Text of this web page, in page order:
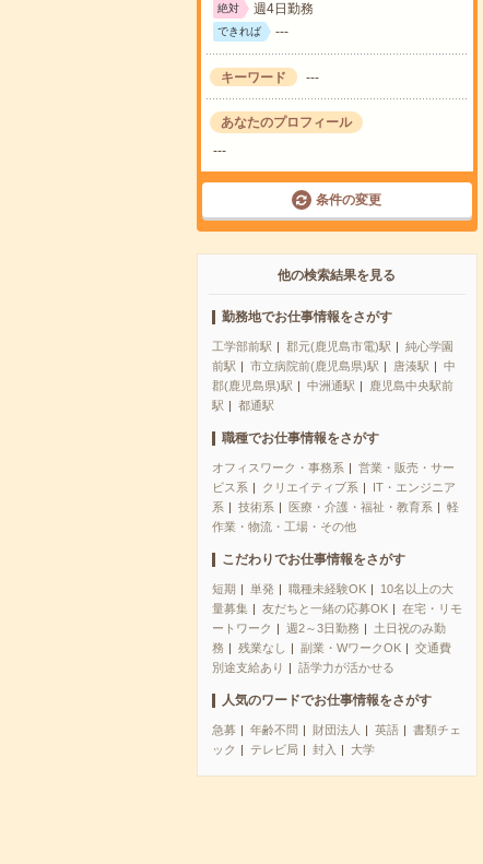
絶対 週4日勤務
できれば ---
キーワード ---
あなたのプロフィール
---
条件の変更
他の検索結果を見る
勤務地でお仕事情報をさがす
工学部前駅 郡元(鹿児島市電)駅
純心学園
前駅
市立病院前(鹿児島県)駅 唐湊駅
中
郡(鹿児島県)駅
中洲通駅
鹿児島中央駅前
駅
都通駅
職種でお仕事情報をさがす
オフィスワーク・事務系
営業・販売・サー
ビス系
クリエイティブ系
IT・エンジニア
系
技術系 医療・介護・福祉・教育系
軽
作業・物流・工場・その他
こだわりでお仕事情報をさがす
短期 単発 職種未経験OK
10名以上の大
量募集
友だちと一緒の応募OK
在宅・リモ
ートワーク
週2～3日勤務
土日祝のみ勤
務
残業なし 副業・WワークOK
交通費
別途支給あり
語学力が活かせる
人気のワードでお仕事情報をさがす
急募 年齢不問 財団法人 英語
書類チェ
ック
テレビ局 封入 大学